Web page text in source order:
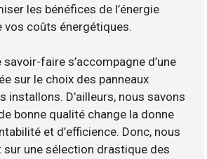
les bénéfices de l’énergie
vos coûts énergétiques.
faire s’accompagne d’une
sur le choix des panneaux
installons. D’ailleurs, nous savons
bonne qualité change la donne
et d’efficience. Donc, nous
sur une sélection drastique des